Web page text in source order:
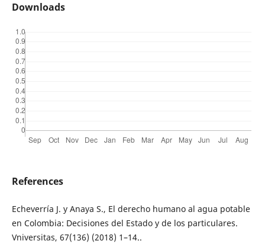
Downloads
References
Echeverría J. y Anaya S., El derecho humano al agua potable
en Colombia: Decisiones del Estado y de los particulares.
Vniversitas, 67(136) (2018) 1–14..